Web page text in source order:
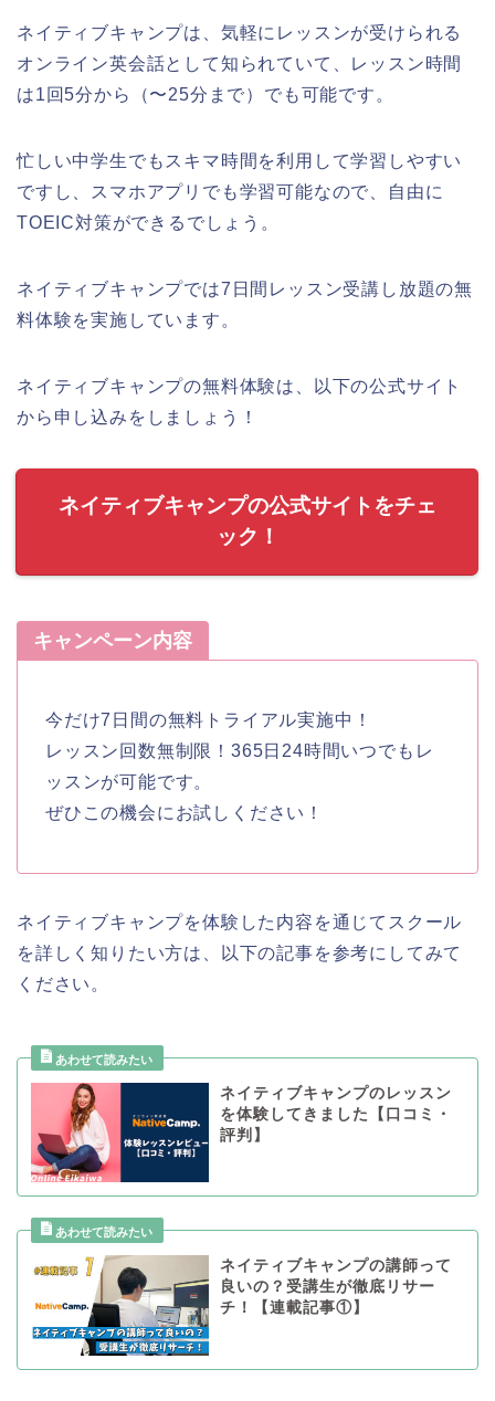
ネイティブキャンプは、気軽にレッスンが受けられる
オンライン英会話として知られていて、レッスン時間
は1回5分から（〜25分まで）でも可能です。
忙しい中学生でもスキマ時間を利用して学習しやすい
ですし、スマホアプリでも学習可能なので、自由に
TOEIC対策ができるでしょう。
ネイティブキャンプでは7日間レッスン受講し放題の無
料体験を実施しています。
ネイティブキャンプの無料体験は、以下の公式サイト
から申し込みをしましょう！
ネイティブキャンプの公式サイトをチェ
ック！
キャンペーン内容
今だけ7日間の無料トライアル実施中！
レッスン回数無制限！365日24時間いつでもレ
ッスンが可能です。
ぜひこの機会にお試しください！
ネイティブキャンプを体験した内容を通じてスクール
を詳しく知りたい方は、以下の記事を参考にしてみて
ください。
ネイティブキャンプのレッスン
を体験してきました【口コミ・
評判】
ネイティブキャンプの講師って
良いの？受講生が徹底リサー
チ！【連載記事①】